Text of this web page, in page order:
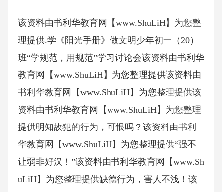
该资料由书利华教育网【www.ShuLiH】为您整
理提供.学《阳光手册》做文明少年初一（20）
班“学规范，用规范”学习讨论会该资料由书利华
教育网【www.ShuLiH】为您整理提供该资料由
书利华教育网【www.ShuLiH】为您整理提供该
资料由书利华教育网【www.ShuLiH】为您整理
提供明知故犯的行为，可恨吗？该资料由书利
华教育网【www.ShuLiH】为您整理提供“强不
让弱非好汉！”该资料由书利华教育网【www.Sh
uLiH】为您整理提供缺德行为，害人不浅！该